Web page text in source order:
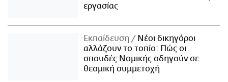
εργασίας
Εκπαίδευση
Νέοι δικηγόροι
αλλάζουν το τοπίο: Πώς οι
σπουδές Νομικής οδηγούν σε
θεσμική συμμετοχή